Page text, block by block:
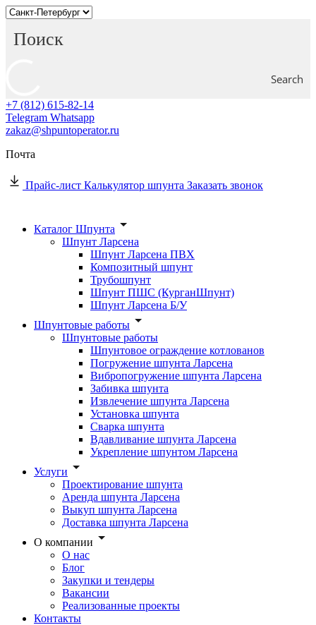
Search
+7 (812) 615-82-14
Telegram Whatsapp
zakaz@shpuntoperator.ru
Почта
Прайс-лист Калькулятор шпунта Заказать звонок
Каталог Шпунта
Шпунт Ларсена
Шпунт Ларсена ПВХ
Композитный шпунт
Трубошпунт
Шпунт ПШС (КурганШпунт)
Шпунт Ларсена Б/У
Шпунтовые работы
Шпунтовые работы
Шпунтовое ограждение котлованов
Погружение шпунта Ларсена
Вибропогружение шпунта Ларсена
Забивка шпунта
Извлечение шпунта Ларсена
Установка шпунта
Сварка шпунта
Вдавливание шпунта Ларсена
Укрепление шпунтом Ларсена
Услуги
Проектирование шпунта
Аренда шпунта Ларсена
Выкуп шпунта Ларсена
Доставка шпунта Ларсена
О компании
О нас
Блог
Закупки и тендеры
Вакансии
Реализованные проекты
Контакты